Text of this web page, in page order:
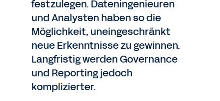
festzulegen. Dateningenieuren
und Analysten haben so die
Möglichkeit, uneingeschränkt
neue Erkenntnisse zu gewinnen.
Langfristig werden Governance
und Reporting jedoch
komplizierter.